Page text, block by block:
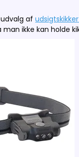
udvalg af
man ikke kan holde